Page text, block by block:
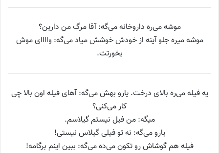
موشه می‌ره داروخانه می‌گه: آقا مرگ من دارین؟
موشه میر‌ه جلو آینه از خودش خوشش میاد می‌گه: واااای موش
بخورتت.
یه فیله می‌ره بالای درخت. یارو بهش می‌گه: آهای فیله اون بالا چی
کار می‌کنی؟
میگه: من فیل نیستم گیلاسم.
یارو می‌گه: نه تو فیلی گیلاس نیستی!
فیله هم گوشاش رو تکون می‌ده می‌گه: ببین اینم برگامه!